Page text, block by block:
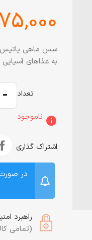
به غذاهای
تعداد -
info ناموجود
اشتراک گذاری
در
راهبرد
(تمامی